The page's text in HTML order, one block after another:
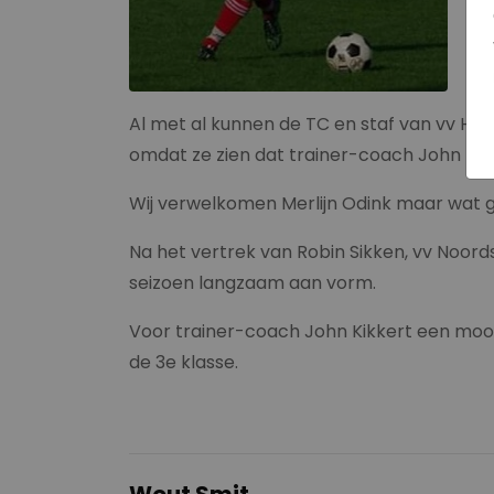
Al met al kunnen de TC en staf van vv
omdat ze zien dat trainer-coach John
Wij verwelkomen Merlijn Odink maar wat
Na het vertrek van Robin Sikken, vv
seizoen langzaam aan vorm.
Voor trainer-coach John Kikkert een
de 3e klasse.